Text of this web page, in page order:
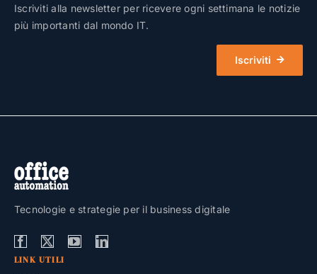
Iscriviti alla newsletter per ricevere ogni settimana le notizie
più importanti dal mondo IT.
Iscriviti
Tecnologie e strategie per il business digitale
LINK UTILI